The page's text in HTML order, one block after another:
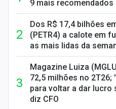
9 mais
Dos R$ 17,4 bilhões
(PETR4) a calote em
as mais lidas da
Magazine Luiza
72,5 milhões no
para voltar a dar lucro
diz CFO